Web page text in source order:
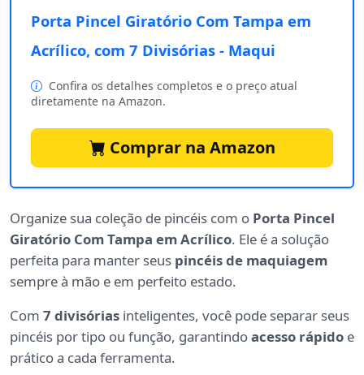
Porta Pincel Giratório Com Tampa em
Acrílico, com 7 Divisórias - Maqui
Confira os detalhes completos e o preço atual
diretamente na Amazon.
Comprar na Amazon
Organize sua coleção de pincéis com o Porta Pincel
Giratório Com Tampa em Acrílico. Ele é a solução
perfeita para manter seus pincéis de maquiagem
sempre à mão e em perfeito estado.
Com 7 divisórias inteligentes, você pode separar seus
pincéis por tipo ou função, garantindoacesso rápido e
prático a cada ferramenta.